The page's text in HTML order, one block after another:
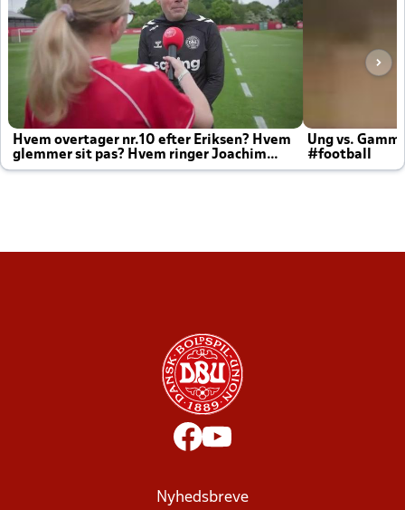
Hvem overtager nr.10 efter Eriksen? Hvem
glemmer sit pas? Hvem ringer Joachim
altid til efter kampe?
Ung vs.
#football
Nyhedsbreve